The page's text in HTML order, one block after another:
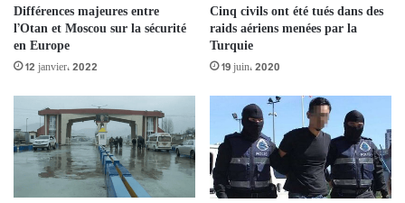
Différences majeures entre
l’Otan et Moscou sur la sécurité
en Europe
12 janvier، 2022
Cinq civils ont été tués dans des
raids aériens menées par la
Turquie
19 juin، 2020